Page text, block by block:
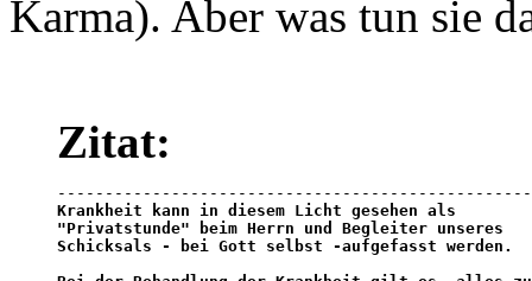
Karma). Aber was tun sie
Zitat:
Krankheit kann in diesem Licht gesehen als
"Privatstunde" beim Herrn und Begleiter unseres
Schicksals - bei Gott selbst -aufgefasst werden.